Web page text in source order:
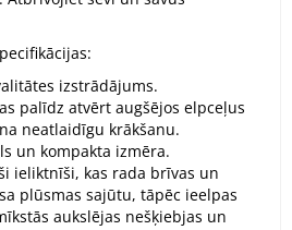
izstrādājums.
palīdz atvērt augšējos elpceļus
neatlaidīgu krākšanu.
un kompakta izmēra.
ieliktnīši, kas rada brīvas un
plūsmas sajūtu, tāpēc ieelpas
aukslējas nešķiebjas un